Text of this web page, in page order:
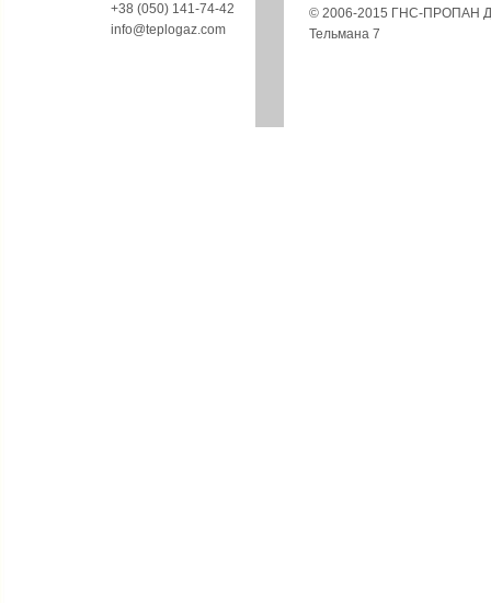
+38 (050) 141-74-42
info@teplogaz.com
© 2006-2015 ГНС-ПРОПАН
Тельмана 7